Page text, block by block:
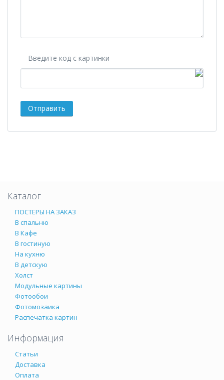
Введите код с картинки
Каталог
ПОСТЕРЫ НА ЗАКАЗ
В спальню
В Кафе
В гостиную
На кухню
В детскую
Холст
Модульные картины
Фотообои
Фотомозаика
Распечатка картин
Информация
Статьи
Доставка
Оплата